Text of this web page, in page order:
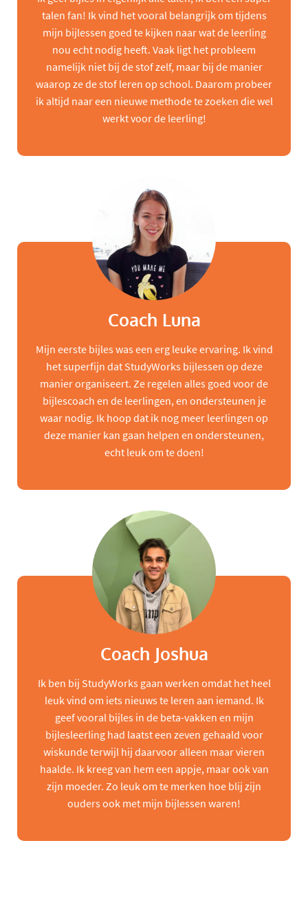
talen fan! Ik vind het vooral belangrijk om tijdens
mijn bijlessen goed te kijken naar wat de leerling
nou echt nodig heeft. Vaak ligt het probleem
namelijk niet bij de stof zelf, maar bij de manier
waarop ze de stof leren op school. Daarom probeer
ik altijd naar een nieuwe methode te zoeken die wel
werkt voor de leerling!
Coach Luna
Mijn eerste bijles was een erg leuke ervaring. Ik vind
het superfijn dat StudyWorks bijlessen op deze
manier organiseert. Ze regelen alles goed voor de
bijlescoach en de leerlingen, en ondersteunen je
waar nodig. Ik hoop dat ik nog meer leerlingen op
deze manier kan gaan helpen en ondersteunen,
echt leuk om te doen!
Coach Joshua
Ik ben bij StudyWorks gaan werken omdat het heel
leuk vind om iets nieuws te leren aan iemand. Ik
geef vooral bijles in de beta-vakken en mijn
bijlesleerling had laatst een zeven gehaald voor
wiskunde terwijl hij daarvoor alleen maar vieren
haalde. Ik kreeg van hem een appje, maar ook van
zijn moeder. Zo leuk om te merken hoe blij zijn
ouders ook met mijn bijlessen waren!